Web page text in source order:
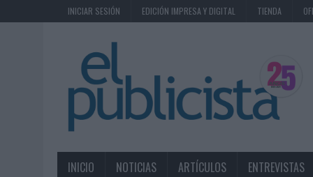
INICIAR SESIÓN EDICIÓN IMPRESA Y DIGITAL TIENDA
INICIO NOTICIAS ARTÍCULOS ENTREVISTAS